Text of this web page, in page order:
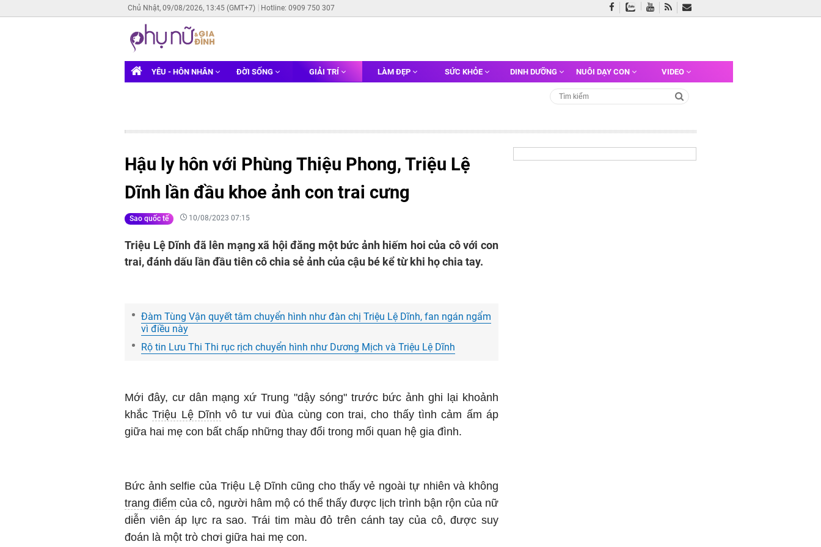
Chủ Nhật, 09/08/2026, 13:45 (GMT+7) Hotline: 0909 750 307
YÊU - HÔN NHÂN ĐỜI SỐNG GIẢI TRÍ LÀM ĐẸP SỨC KHỎE DINH DƯỠNG NUÔI DẠY CON VIDEO
Hậu ly hôn với Phùng Thiệu Phong, Triệu Lệ
Dĩnh lần đầu khoe ảnh con trai cưng
Sao quốc tế 10/08/2023 07:15
Triệu Lệ Dĩnh đã lên mạng xã hội đăng một bức ảnh hiếm hoi của cô với con
trai, đánh dấu lần đầu tiên cô chia sẻ ảnh của cậu bé kể từ khi họ chia tay.
Đàm Tùng Vận quyết tâm chuyển hình như đàn chị Triệu Lệ Dĩnh, fan ngán ngẩm
vì điều này
Rộ tin Lưu Thi Thi rục rịch chuyển hình như Dương Mịch và Triệu Lệ Dĩnh
Mới đây, cư dân mạng xứ Trung "dậy sóng" trước bức ảnh ghi lại khoảnh
khắcTriệu Lệ Dĩnh vô tư vui đùa cùng con trai, cho thấy tình cảm ấm áp
giữa hai mẹ con bất chấp những thay đổi trong mối quan hệ gia đình.
Bức ảnh selfie của Triệu Lệ Dĩnh cũng cho thấy vẻ ngoài tự nhiên và không
trang điểm của cô, người hâm mộ có thể thấy được lịch trình bận rộn của nữ
diễn viên áp lực ra sao. Trái tim màu đỏ trên cánh tay của cô, được suy
đoán là một trò chơi giữa hai mẹ con.